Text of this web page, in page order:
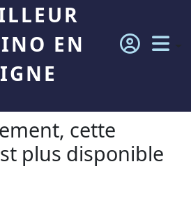
EN
cette
plus disponible